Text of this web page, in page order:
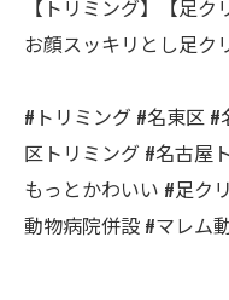
【トリミング】【足ク
お顔スッキリとし足ク
#トリミング #名東区
区トリミング #名古屋
もっとかわいい #足ク
動物病院併設 #マレム